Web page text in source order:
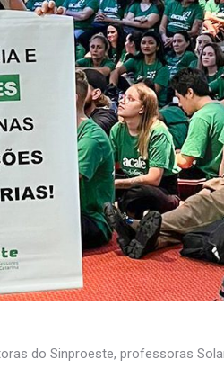
do Sinproeste, professoras